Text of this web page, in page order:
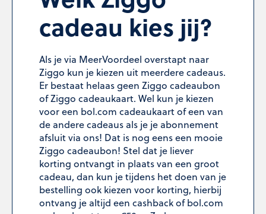
cadeau kies jij?
Als je via MeerVoordeel overstapt naar
Ziggo kun je kiezen uit meerdere cadeaus.
Er bestaat helaas geen Ziggo cadeaubon
of Ziggo cadeaukaart. Wel kun je kiezen
voor een bol.com cadeaukaart of een van
de andere cadeaus als je je abonnement
afsluit via ons! Dat is nog eens een mooie
Ziggo cadeaubon! Stel dat je liever
korting ontvangt in plaats van een groot
cadeau, dan kun je tijdens het doen van je
bestelling ook kiezen voor korting, hierbij
ontvang je altijd een cashback of bol.com